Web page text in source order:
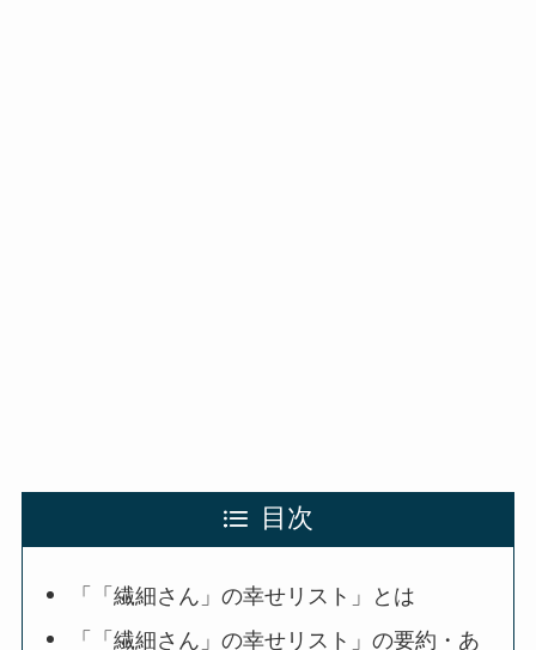
目次
「「繊細さん」の幸せリスト」とは
「「繊細さん」の幸せリスト」の要約・あ